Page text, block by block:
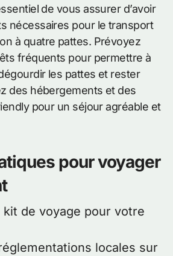
de vous assurer d’avoir
nécessaires pour le transport
à quatre pattes. Prévoyez
fréquents pour permettre à
les pattes et rester
des hébergements et des
pour un séjour agréable et
pour voyager
kit de voyage pour votre
locales sur